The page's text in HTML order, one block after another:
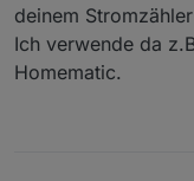
deinem
Ich verwende da
Homematic.